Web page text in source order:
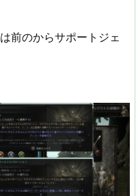
前のからサポートジェ